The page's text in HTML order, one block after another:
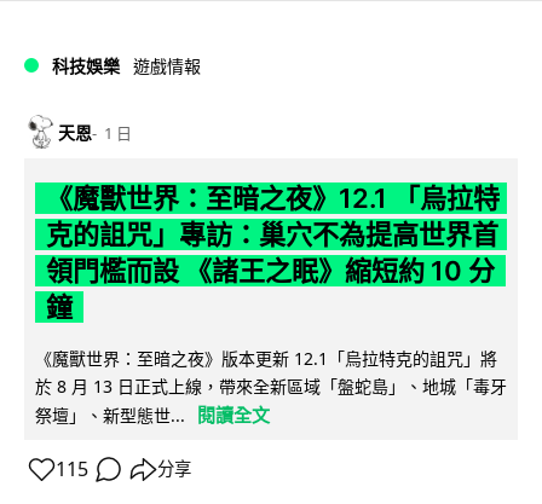
科技娛樂 遊戲情報
天恩 1 日
《魔獸世界：至暗之夜》12.1 「烏拉特
克的詛咒」專訪：巢穴不為提高世界首
領門檻而設 《諸王之眠》縮短約 10 分
鐘
《魔獸世界：至暗之夜》版本更新 12.1「烏拉特克的詛咒」將
於 8 月 13 日正式上線，帶來全新區域「盤蛇島」、地城「毒牙
祭壇」、新型態世...
閱讀全文
115 分享